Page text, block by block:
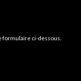
formulaire ci-dessous.